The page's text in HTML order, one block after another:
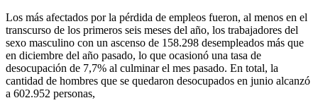
Los más afectados por la pérdida de empleos fueron, al menos en el
transcurso de los primeros seis meses del año, los trabajadores del
sexo masculino con un ascenso de 158.298 desempleados más que
en diciembre del año pasado, lo que ocasionó una tasa de
desocupación de 7,7% al culminar el mes pasado. En total, la
cantidad de hombres que se quedaron desocupados en junio alcanzó
a 602.952 personas,